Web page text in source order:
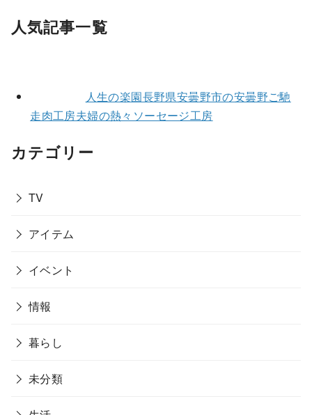
人気記事一覧
人生の楽園長野県安曇野市の安曇野ご馳
走肉工房夫婦の熱々ソーセージ工房
カテゴリー
TV
アイテム
イベント
情報
暮らし
未分類